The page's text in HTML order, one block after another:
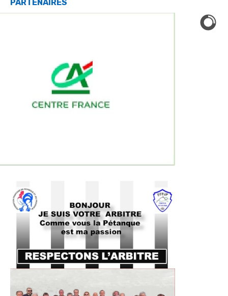
PARTENAIRES